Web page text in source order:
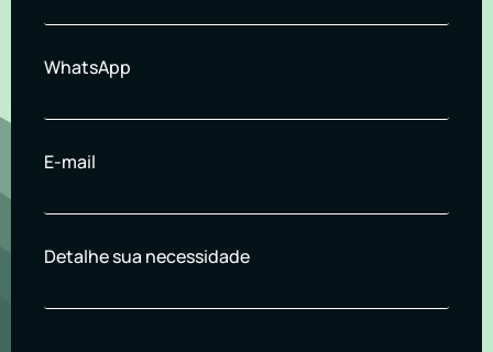
WhatsApp
E-mail
Detalhe sua necessidade